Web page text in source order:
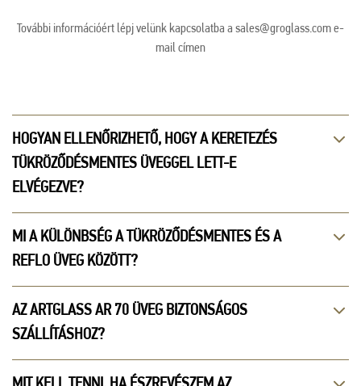
További információért lépj velünk kapcsolatba a sales@groglass.com e-
mail címen
HOGYAN ELLENŐRIZHETŐ, HOGY A KERETEZÉS
TÜKRÖZŐDÉSMENTES ÜVEGGEL LETT-E
ELVÉGEZVE?
MI A KÜLÖNBSÉG A TÜKRÖZŐDÉSMENTES ÉS A
REFLO ÜVEG KÖZÖTT?
AZ ARTGLASS AR 70 ÜVEG BIZTONSÁGOS
SZÁLLÍTÁSHOZ?